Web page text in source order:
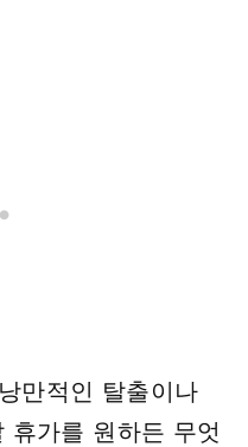
만적인 탈출이나
휴가를 원하든 무엇